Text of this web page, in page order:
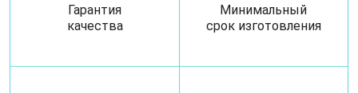
Гарантия
качества
Минимальный
срок изготовления